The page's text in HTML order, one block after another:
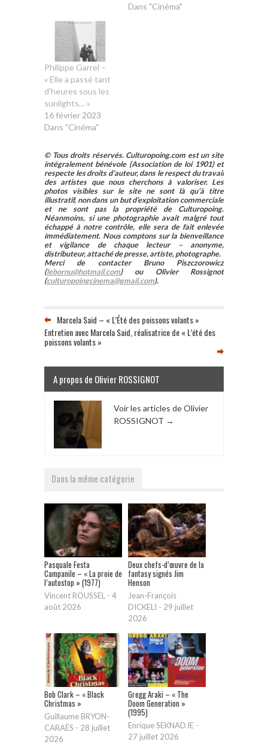
Dans "Cinéma"
Philippe Garrel –
« Elle a passé tant
d’heures sous les
sunlights… »
16 février 2023
Dans "Cinéma"
© Tous droits réservés. Culturopoing.com est un site
intégralement bénévole (Association de loi 1901) et
respecte les droits d’auteur, dans le respect du travail
des artistes que nous cherchons à valoriser. Les
photos visibles sur le site ne sont là qu’à titre
illustratif, non dans un but d’exploitation commerciale
et ne sont pas la propriété de Culturopoing.
Néanmoins, si une photographie avait malgré tout
échappé à notre contrôle, elle sera de fait enlevée
immédiatement. Nous comptons sur la bienveillance
et vigilance de chaque lecteur – anonyme,
distributeur, attaché de presse, artiste, photographe.
Merci de contacter Bruno Piszczorowicz
(lebornu@hotmail.com) ou Olivier Rossignot
(culturopoingcinema@gmail.com).
Marcela Said – « L’Été des poissons volants »
Entretien avec Marcela Said, réalisatrice de « L’été des
poissons volants »
A propos de Olivier ROSSIGNOT
Voir les articles de Olivier
ROSSIGNOT →
Dans la même catégorie
Pasquale Festa
Campanile – « La proie de
l’autostop » (1977)
Vincent ROUSSEL - 4
août 2026
Deux chefs-d’œuvre de la
fantasy signés Jim
Henson
Jean-François
DICKELI - 29 juillet
2026
Bob Clark – « Black
Christmas »
Guillaume BRYON-
CARAËS - 28 juillet
2026
Gregg Araki – « The
Doom Generation »
(1995)
Enrique SEKNADJE -
27 juillet 2026